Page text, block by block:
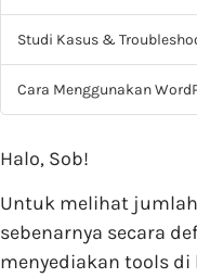
Studi Kasus &
Cara Menggunakan
Halo, Sob!
Untuk melihat
sebenarnya secara
menyediakan tools di